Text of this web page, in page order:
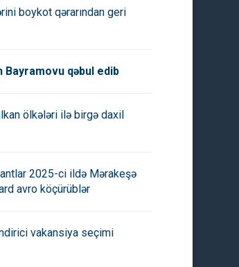
boykot qərarından geri
Bayramovu qəbul edib
ölkələri ilə birgə daxil
2025-ci ildə Mərakeşə
avro köçürüblər
vakansiya seçimi